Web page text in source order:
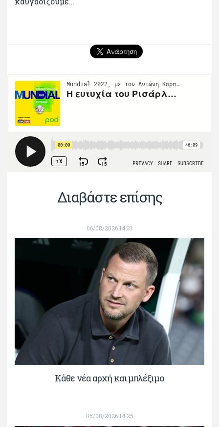
Διαβάστε επίσης
06/08/2026 14:31
Κάθε νέα αρχή και μπλέξιμο
05/08/2026 14:25